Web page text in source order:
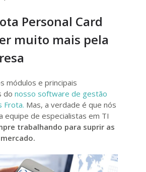
Personal Card
muito mais pela
módulos e principais
do nosso software de gestão
Frota. Mas, a verdade é que nós
equipe de especialistas em TI
trabalhando para suprir as